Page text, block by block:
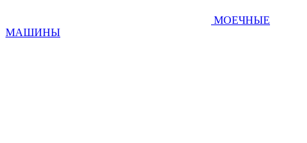
МОЕЧНЫЕ
МАШИНЫ